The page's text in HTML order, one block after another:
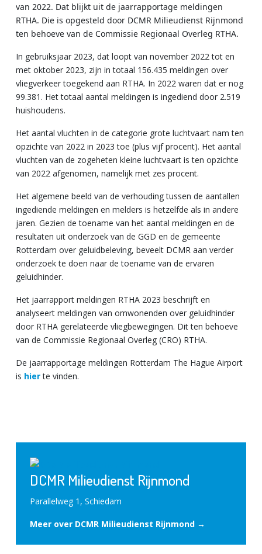
van 2022. Dat blijkt uit de jaarrapportage meldingen
RTHA. Die is opgesteld door DCMR Milieudienst Rijnmond
ten behoeve van de Commissie Regionaal Overleg RTHA.
In gebruiksjaar 2023, dat loopt van november 2022 tot en
met oktober 2023, zijn in totaal 156.435 meldingen over
vliegverkeer toegekend aan RTHA. In 2022 waren dat er nog
99.381. Het totaal aantal meldingen is ingediend door 2.519
huishoudens.
Het aantal vluchten in de categorie grote luchtvaart nam ten
opzichte van 2022 in 2023 toe (plus vijf procent). Het aantal
vluchten van de zogeheten kleine luchtvaart is ten opzichte
van 2022 afgenomen, namelijk met zes procent.
Het algemene beeld van de verhouding tussen de aantallen
ingediende meldingen en melders is hetzelfde als in andere
jaren. Gezien de toename van het aantal meldingen en de
resultaten uit onderzoek van de GGD en de gemeente
Rotterdam over geluidbeleving, beveelt DCMR aan verder
onderzoek te doen naar de toename van de ervaren
geluidhinder.
Het jaarrapport meldingen RTHA 2023 beschrijft en
analyseert meldingen van omwonenden over geluidhinder
door RTHA gerelateerde vliegbewegingen. Dit ten behoeve
van de Commissie Regionaal Overleg (CRO) RTHA.
De jaarrapportage meldingen Rotterdam The Hague Airport
is hierte vinden.
DCMR Milieudienst Rijnmond
Parallelweg 1, Schiedam
Meer over DCMR Milieudienst Rijnmond →